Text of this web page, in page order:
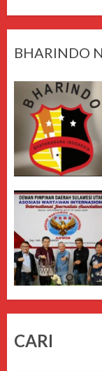
BHARINDO
CARI